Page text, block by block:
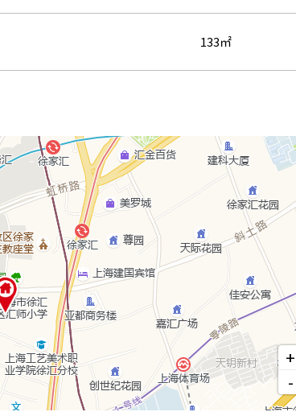
133㎡
+
-